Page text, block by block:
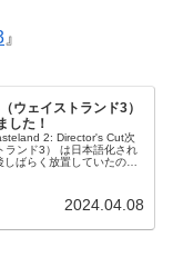
』
ウェイストランド3）
した！
2: Director's Cut次
ンド3） は日本語化され
ばらく放置していたので
2024.04.08